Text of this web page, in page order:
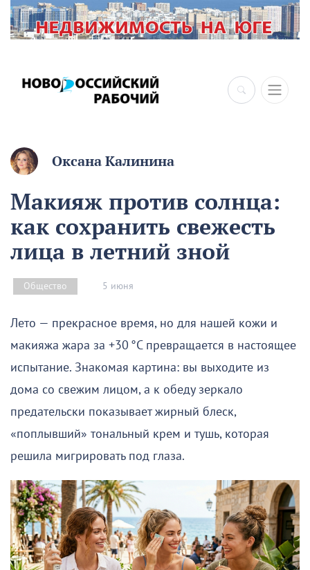
×
Оксана Калинина
Макияж против солнца:
как сохранить свежесть
лица в летний зной
Общество 5 июня
Лето — прекрасное время, но для нашей кожи и
макияжа жара за +30 °C превращается в настоящее
испытание. Знакомая картина: вы выходите из
дома со свежим лицом, а к обеду зеркало
предательски показывает жирный блеск,
«поплывший» тональный крем и тушь, которая
решила мигрировать под глаза.